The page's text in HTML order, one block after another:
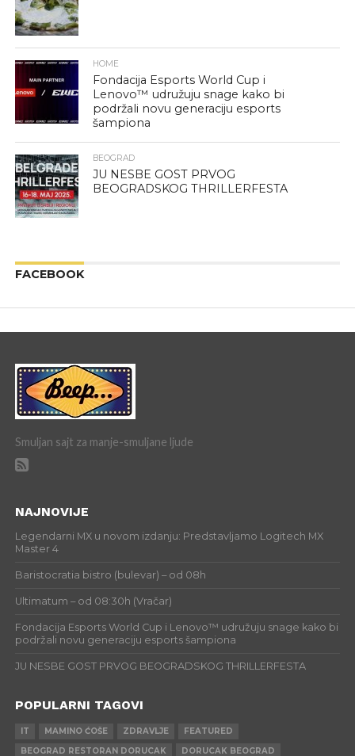
HOME
Fondacija Esports World Cup i
Lenovo™ udružuju snage kako bi
podržali novu generaciju esports
šampiona
BEOGRAD
JU NESBE GOST PRVOG
BEOGRADSKOG THRILLERFESTA
FACEBOOK
Smuljan sajt za manje-smuljane ljude
NAJNOVIJE
Legendarni MX u novom izdanju: Predstavljamo Logitech MX
Master 4
Baristocratia bistro (bulevar) – od 08h
Ultimatum – od 08:30h (Vračar)
Fondacija Esports World Cup i Lenovo™ udružuju snage kako bi
podržali novu generaciju esports šampiona
JU NESBE GOST PRVOG BEOGRADSKOG THRILLERFESTA
POPULARNI TAGOVI
IT MAMINO ĆOŠE ZDRAVLJE
FEATURED
BEOGRAD RESTORAN DORUCAK
DORUCAK BEOGRAD